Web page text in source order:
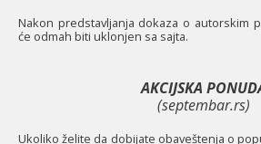
Nakon predstavljanja dokaza o autorskim
će odmah biti uklonjen sa sajta.
AKCIJSKA
(septembar.rs)
Ukoliko želite da dobijate obaveštenja o